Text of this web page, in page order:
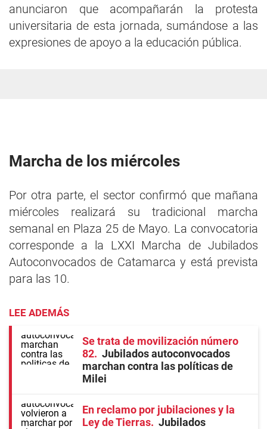
anunciaron que acompañarán la protesta
universitaria de esta jornada, sumándose a las
expresiones de apoyo a la educación pública.
Marcha de los miércoles
Por otra parte, el sector confirmó que mañana
miércoles realizará su tradicional marcha
semanal en Plaza 25 de Mayo. La convocatoria
corresponde a la LXXI Marcha de Jubilados
Autoconvocados de Catamarca y está prevista
para las 10.
LEE ADEMÁS
Se trata de movilización número
82
Jubilados autoconvocados
marchan contra las políticas de
Milei
En reclamo por jubilaciones y la
Ley de Tierras
Jubilados